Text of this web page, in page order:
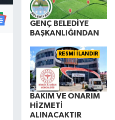
GENÇ BELEDİYE
BAŞKANLIĞINDAN
RESMİ İLANDIR
BAKIM VE ONARIM
HİZMETİ
ALINACAKTIR